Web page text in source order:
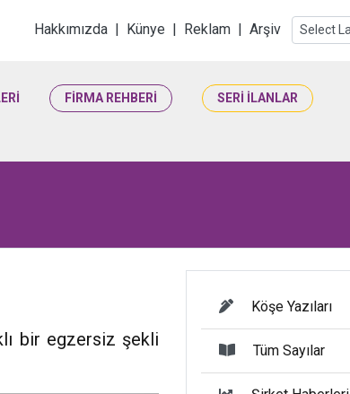
Bilimleri
Hakkımızda | Künye | Reklam | Arşiv
FİRMA REHBERİ SERİ İLANLAR
bir egzersiz şekli
Köşe Yazıları
Tüm Sayılar